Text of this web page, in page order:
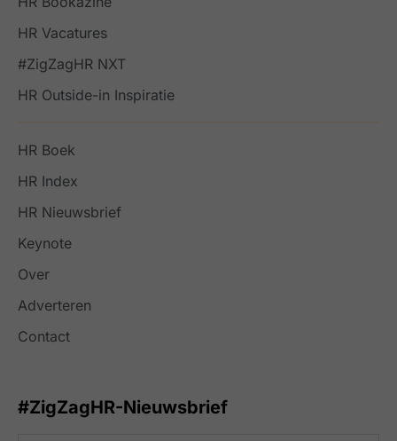
HR Vacatures
#ZigZagHR NXT
HR Outside-in Inspiratie
HR Boek
HR Index
HR Nieuwsbrief
Keynote
Over
Adverteren
Contact
#ZigZagHR-Nieuwsbrief